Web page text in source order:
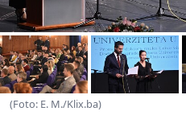
(Foto: E. M./Klix.ba)